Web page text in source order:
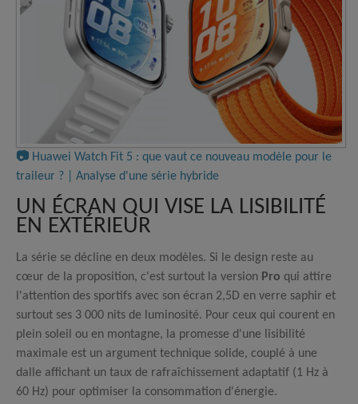
📷 Huawei Watch Fit 5 : que vaut ce nouveau modèle pour le
traileur ? | Analyse d'une série hybride
UN ÉCRAN QUI VISE LA LISIBILITÉ
EN EXTÉRIEUR
La série se décline en deux modèles. Si le design reste au
cœur de la proposition, c'est surtout la version Pro qui attire
l'attention des sportifs avec son écran 2,5D en verre saphir et
surtout ses 3 000 nits de luminosité. Pour ceux qui courent en
plein soleil ou en montagne, la promesse d'une lisibilité
maximale est un argument technique solide, couplé à une
dalle affichant un taux de rafraîchissement adaptatif (1 Hz à
60 Hz) pour optimiser la consommation d'énergie.